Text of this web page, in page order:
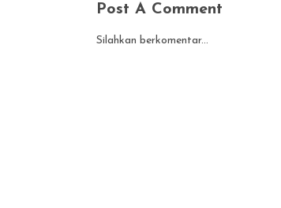
Post A Comment
Silahkan berkomentar...